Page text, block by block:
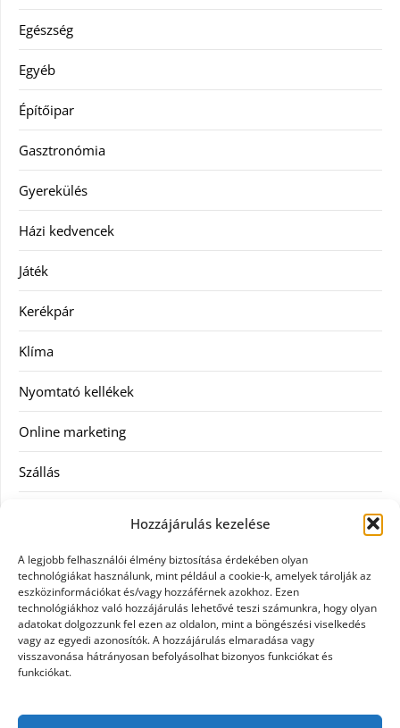
Hozzájárulás kezelése
A legjobb felhasználói élmény biztosítása érdekében olyan
technológiákat használunk, mint például a cookie-k, amelyek tárolják az
eszközinformációkat és/vagy hozzáférnek azokhoz. Ezen
technológiákhoz való hozzájárulás lehetővé teszi számunkra, hogy olyan
adatokat dolgozzunk fel ezen az oldalon, mint a böngészési viselkedés
vagy az egyedi azonosítók. A hozzájárulás elmaradása vagy
visszavonása hátrányosan befolyásolhat bizonyos funkciókat és
funkciókat.
Egészség
Egyéb
Építőipar
Gasztronómia
Gyerekülés
Házi kedvencek
Játék
Kerékpár
Klíma
Nyomtató kellékek
Online marketing
Szállás
Szellőztető
Szolgáltatás
Táskák
Utazás
Vásárlás